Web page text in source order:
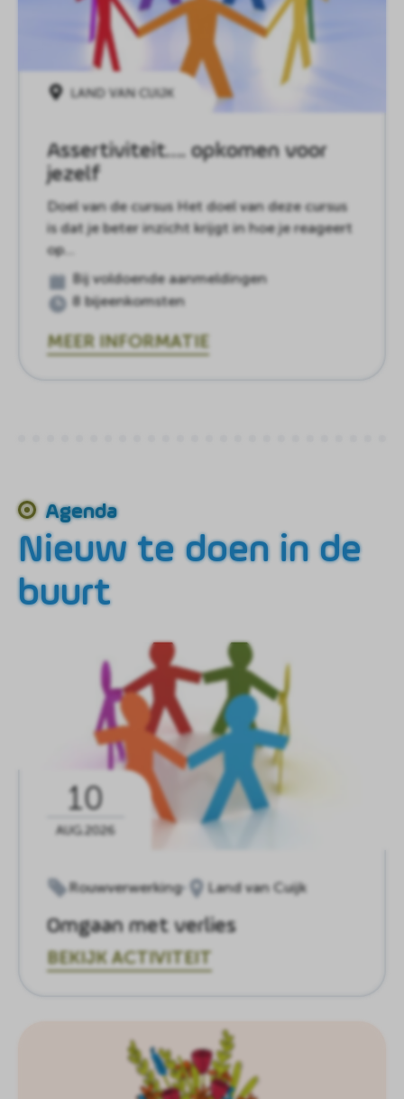
LAND VAN CUIJK
Assertiviteit…. opkomen voor
jezelf
Doel van de cursus Het doel van deze cursus
is dat je beter inzicht krijgt in hoe je reageert
op…
Bij voldoende aanmeldingen
8 bijeenkomsten
MEER INFORMATIE
Agenda
Nieuw te doen in de
buurt
10
AUG.2026
Rouwverwerking Land van Cuijk
Omgaan met verlies
BEKIJK ACTIVITEIT